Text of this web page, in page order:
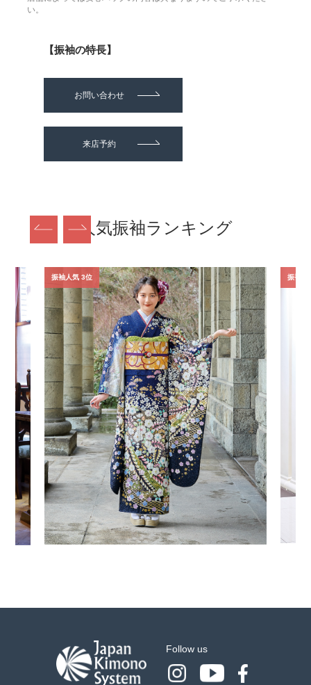
い。
【振袖の特長】
お問い合わせ
来店予約
人気振袖ランキング
振袖人気 3位 振袖人
Follow us